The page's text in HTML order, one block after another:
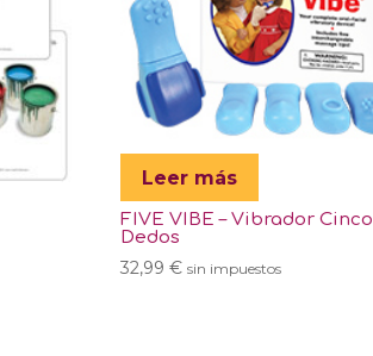
Leer más
FIVE VIBE – Vibrador Cinco
Dedos
32,99€ sin impuestos